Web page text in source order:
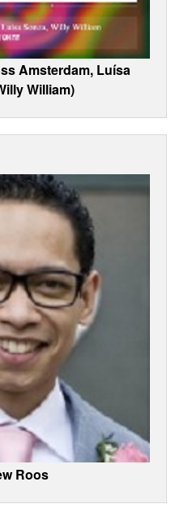
Amsterdam, Luísa
William)
Roos